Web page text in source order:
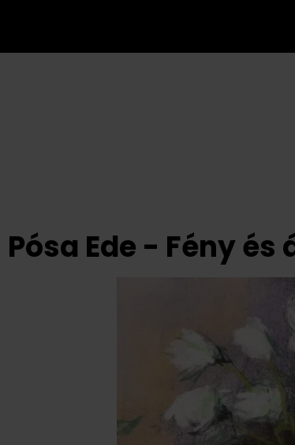
Pósa Ede - Fény és